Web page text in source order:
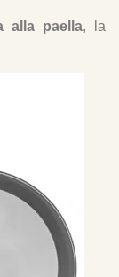
alla paella, la